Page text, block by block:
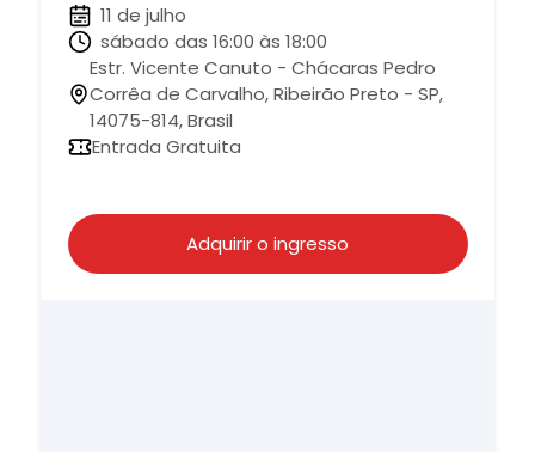
11 de julho
sábado das 16:00 às 18:00
Estr. Vicente Canuto - Chácaras Pedro
Corrêa de Carvalho, Ribeirão Preto - SP,
14075-814, Brasil
Entrada Gratuita
Adquirir o ingresso